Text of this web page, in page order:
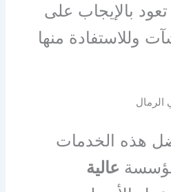
بالإيجاب على
وللاستفادة منها
هذه الخدمات
عالية